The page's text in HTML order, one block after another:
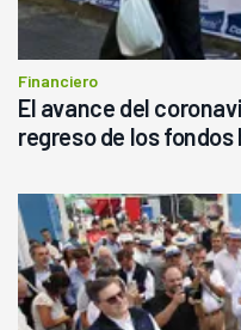
Financiero
El avance del
regreso de los